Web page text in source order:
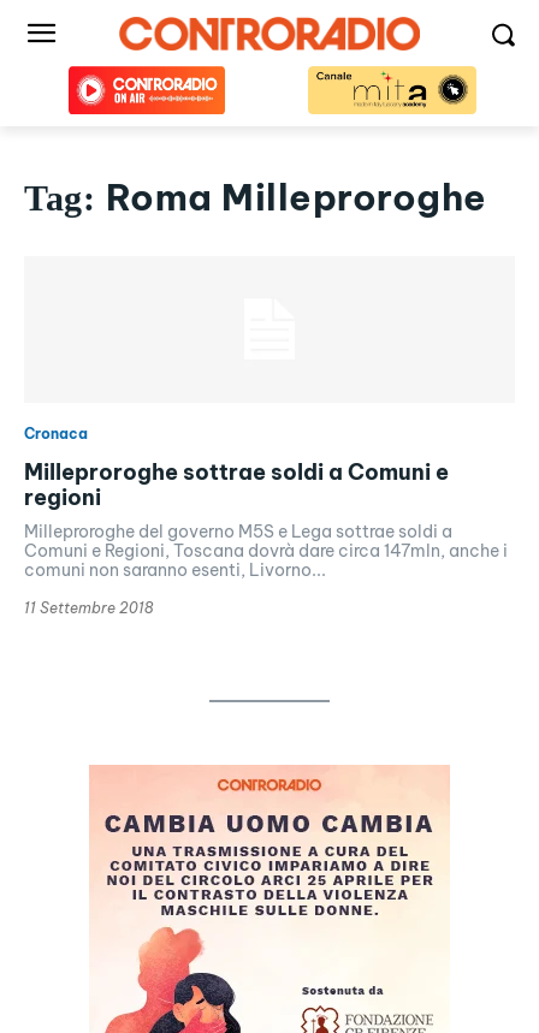
Tag: Roma Milleproroghe
Cronaca
Milleproroghe sottrae soldi a Comuni e
regioni
Milleproroghe del governo M5S e Lega sottrae soldi a
Comuni e Regioni, Toscana dovrà dare circa 147mln, anche i
comuni non saranno esenti, Livorno...
11 Settembre 2018